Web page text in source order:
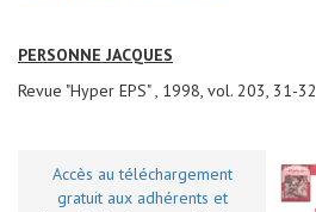
PERSONNE JACQUES
Revue "Hyper EPS" , 1998, vol. 203, 31-32
Accès au téléchargement
gratuit aux adhérents et